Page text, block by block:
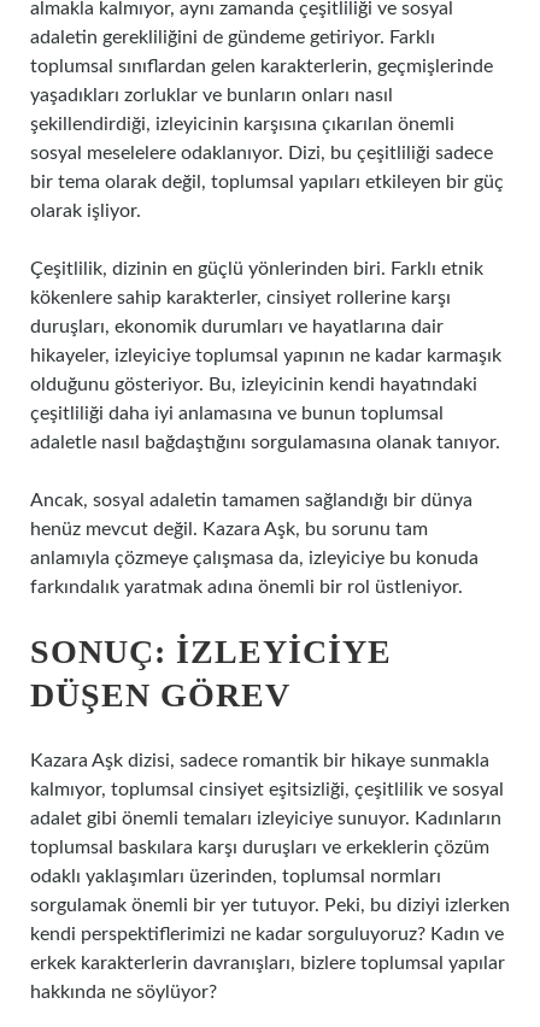
almakla kalmıyor, aynı zamanda çeşitliliği ve sosyal
adaletin gerekliliğini de gündeme getiriyor. Farklı
toplumsal sınıflardan gelen karakterlerin, geçmişlerinde
yaşadıkları zorluklar ve bunların onları nasıl
şekillendirdiği, izleyicinin karşısına çıkarılan önemli
sosyal meselelere odaklanıyor. Dizi, bu çeşitliliği sadece
bir tema olarak değil, toplumsal yapıları etkileyen bir güç
olarak işliyor.
Çeşitlilik, dizinin en güçlü yönlerinden biri. Farklı etnik
kökenlere sahip karakterler, cinsiyet rollerine karşı
duruşları, ekonomik durumları ve hayatlarına dair
hikayeler, izleyiciye toplumsal yapının ne kadar karmaşık
olduğunu gösteriyor. Bu, izleyicinin kendi hayatındaki
çeşitliliği daha iyi anlamasına ve bunun toplumsal
adaletle nasıl bağdaştığını sorgulamasına olanak tanıyor.
Ancak, sosyal adaletin tamamen sağlandığı bir dünya
henüz mevcut değil. Kazara Aşk, bu sorunu tam
anlamıyla çözmeye çalışmasa da, izleyiciye bu konuda
farkındalık yaratmak adına önemli bir rol üstleniyor.
SONUÇ: İZLEYICIYE
DÜŞEN GÖREV
Kazara Aşk dizisi, sadece romantik bir hikaye sunmakla
kalmıyor, toplumsal cinsiyet eşitsizliği, çeşitlilik ve sosyal
adalet gibi önemli temaları izleyiciye sunuyor. Kadınların
toplumsal baskılara karşı duruşları ve erkeklerin çözüm
odaklı yaklaşımları üzerinden, toplumsal normları
sorgulamak önemli bir yer tutuyor. Peki, bu diziyi izlerken
kendi perspektiflerimizi ne kadar sorguluyoruz? Kadın ve
erkek karakterlerin davranışları, bizlere toplumsal yapılar
hakkında ne söylüyor?